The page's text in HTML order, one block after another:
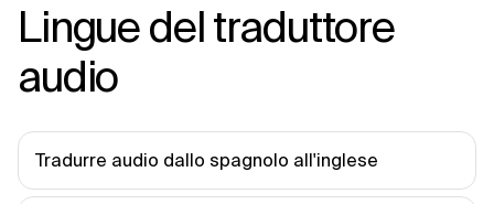
Lingue del traduttore
audio
Tradurre audio dallo spagnolo all'inglese